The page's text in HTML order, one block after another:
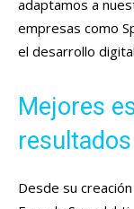
adaptamos a
empresas como
el desarrollo
Mejores
resultados
Desde su